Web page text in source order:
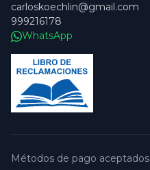
carloskoechlin@gmail.com
999216178
WhatsApp
Métodos de pago aceptados